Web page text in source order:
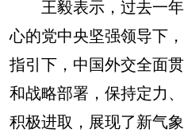
王毅表示，过去一年
心的党中央坚强领导下
指引下，中国外交全面
和战略部署，保持定力
积极进取，展现了新气